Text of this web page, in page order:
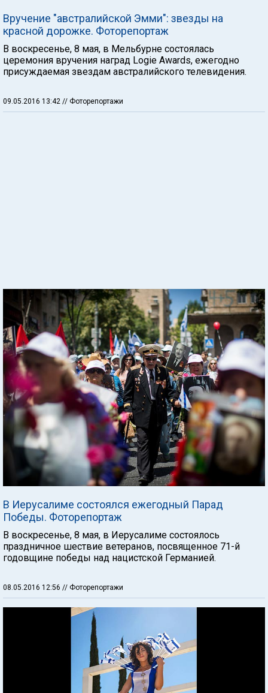
Вручение "австралийской Эмми": звезды на
красной дорожке. Фоторепортаж
В воскресенье, 8 мая, в Мельбурне состоялась
церемония вручения наград Logie Awards, ежегодно
присуждаемая звездам австралийского телевидения.
09.05.2016 13:42 // Фоторепортажи
В Иерусалиме состоялся ежегодный Парад
Победы. Фоторепортаж
В воскресенье, 8 мая, в Иерусалиме состоялось
праздничное шествие ветеранов, посвященное 71-й
годовщине победы над нацистской Германией.
08.05.2016 12:56 // Фоторепортажи